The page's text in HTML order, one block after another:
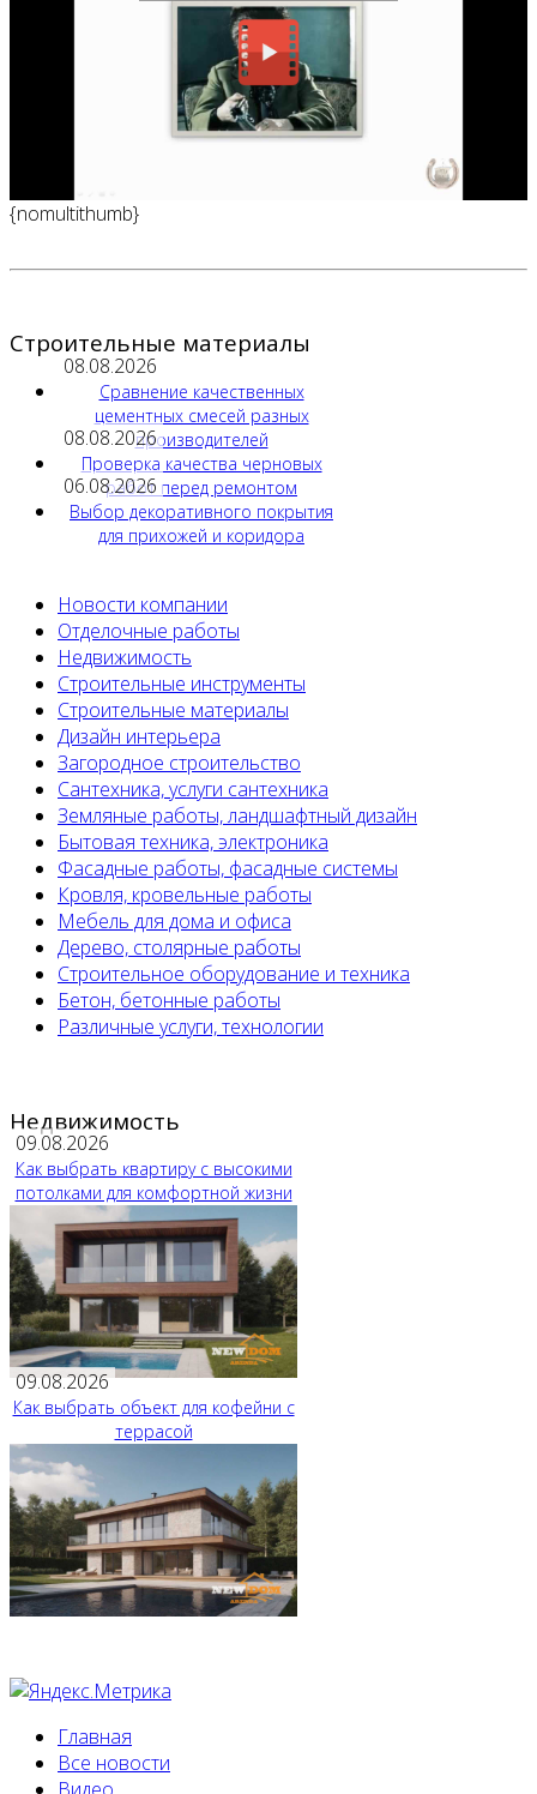
{nomultithumb}
Строительные материалы
08.08.2026
Сравнение качественных
цементных смесей разных
производителей
08.08.2026
Проверка качества черновых
работ перед ремонтом
06.08.2026
Выбор декоративного покрытия
для прихожей и коридора
Новости компании
Отделочные работы
Недвижимость
Строительные инструменты
Строительные материалы
Дизайн интерьера
Загородное строительство
Сантехника, услуги сантехника
Земляные работы, ландшафтный дизайн
Бытовая техника, электроника
Фасадные работы, фасадные системы
Кровля, кровельные работы
Мебель для дома и офиса
Дерево, столярные работы
Строительное оборудование и техника
Бетон, бетонные работы
Различные услуги, технологии
Недвижимость
09.08.2026
Как выбрать квартиру с высокими
потолками для комфортной жизни
09.08.2026
Как выбрать объект для кофейни с
террасой
Главная
Все новости